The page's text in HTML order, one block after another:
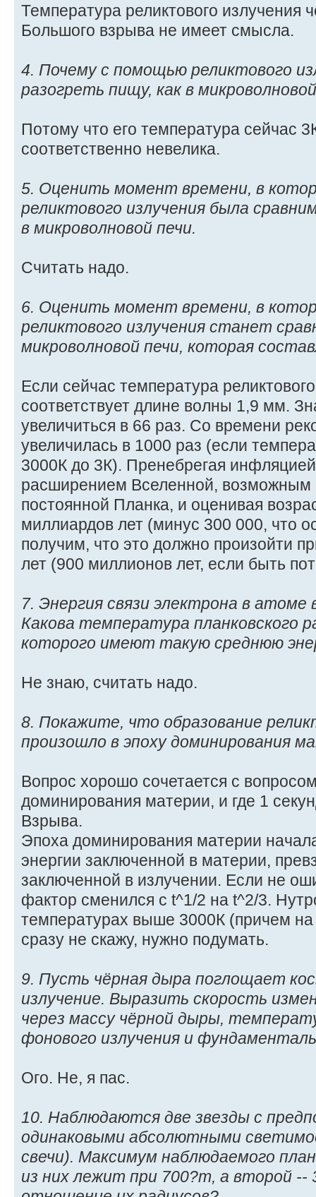
Температура реликтового излучения
Большого взрыва не имеет смысла.
4. Почему с помощью реликтового
разогреть пищу, как в
Потому что его температура сейчас
соответственно невелика.
5. Оценить момент времени, в
реликтового излучения была
в микроволновой печи.
Считать надо.
6. Оценить момент времени, в
реликтового излучения станет
микроволновой печи, которая
Если сейчас температура
соответствует длине волны 1,9 мм.
увеличиться в 66 раз. Со времени
увеличилась в 1000 раз (если
3000К до 3К). Пренебрегая
расширением Вселенной, возможным
постоянной Планка, и оценивая
миллиардов лет (минус 300 000, что
получим, что это должно произойти
лет (900 миллионов лет, если быть
7. Энергия связи электрона в атоме
Какова температура планковского
которого имеют такую среднюю
Не знаю, считать надо.
8. Покажите, что образование
произошло в эпоху доминирования
Вопрос хорошо сочетается с
доминирования материи, и где 1
Взрыва.
Эпоха доминирования материи
энергии заключенной в материи,
заключенной в излучении. Если не
фактор сменился с t^1/2 на t^2/3.
температурах выше 3000К (причем на
сразу не скажу, нужно подумать.
9. Пусть чёрная дыра поглощает
излучение. Выразить скорость
через массу чёрной дыры,
фонового излучения и
Ого. Не, я пас.
10. Наблюдаются две звезды с
одинаковыми абсолютными
свечи). Максимум наблюдаемого
из них лежит при 700?m, а второй --